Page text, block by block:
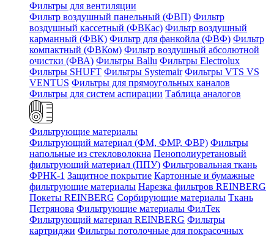
Фильтры для вентиляции
Фильтр воздушный панельный (ФВП) Фильтр
воздушный кассетный (ФВКас) Фильтр воздушный
карманный (ФВК) Фильтр для фанкойла (ФВФ) Фильтр
компактный (ФВКом) Фильтр воздушный абсолютной
очистки (ФВА) Фильтры Ballu Фильтры Electrolux
Фильтры SHUFT Фильтры Systemair Фильтры VTS VS
VENTUS Фильтры для прямоугольных каналов
Фильтры для систем аспирации Таблица аналогов
Фильтрующие материалы
Фильтрующий материал (ФМ, ФМР, ФВР) Фильтры
напольные из стекловолокна Пенополиуретановый
фильтрующий материал (ППУ) Фильтровальная ткань
ФРНК-1 Защитное покрытие Картонные и бумажные
фильтрующие материалы Нарезка фильтров REINBERG
Покеты REINBERG Сорбирующие материалы Ткань
Петрянова Фильтрующие материалы ФилТек
Фильтрующий материал REINBERG Фильтры
картриджи Фильтры потолочные для покрасочных